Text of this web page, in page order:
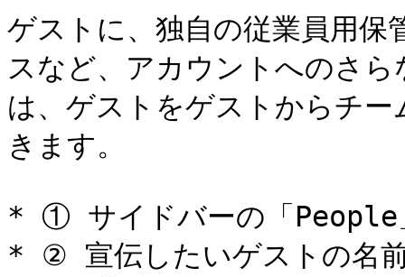
ゲストに、独自の従業員用保
スなど、アカウントへのさ
は、ゲストをゲストからチ
きます。
* ① サイドバーの「People
* ② 宣伝したいゲストの名